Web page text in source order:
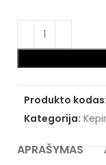
Produkto kodas:
Kategorija:
APRAŠYMAS